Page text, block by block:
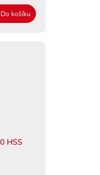
Do košíku
HSS